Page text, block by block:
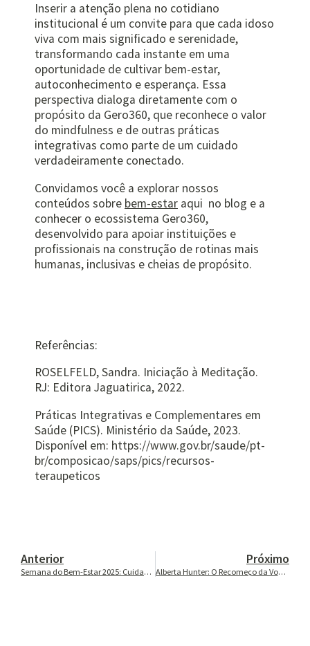
Inserir a atenção plena no cotidiano
institucional é um convite para que cada idoso
viva com mais significado e serenidade,
transformando cada instante em uma
oportunidade de cultivar bem-estar,
autoconhecimento e esperança. Essa
perspectiva dialoga diretamente com o
propósito da Gero360, que reconhece o valor
do mindfulness e de outras práticas
integrativas como parte de um cuidado
verdadeiramente conectado.
Convidamos você a explorar nossos
conteúdos sobre bem-estar aqui no blog e a
conhecer o ecossistema Gero360,
desenvolvido para apoiar instituições e
profissionais na construção de rotinas mais
humanas, inclusivas e cheias de propósito.
Referências:
ROSELFELD, Sandra. Iniciação à Meditação.
RJ: Editora Jaguatirica, 2022.
Práticas Integrativas e Complementares em
Saúde (PICS). Ministério da Saúde, 2023.
Disponível em: https://www.gov.br/saude/pt-
br/composicao/saps/pics/recursos-
teraupeticos
Anterior
Semana do Bem-Estar 2025: Cuidado integrado para viver melhor
Próximo
Alberta Hunter: O Recomeço da Voz e do Cuidado